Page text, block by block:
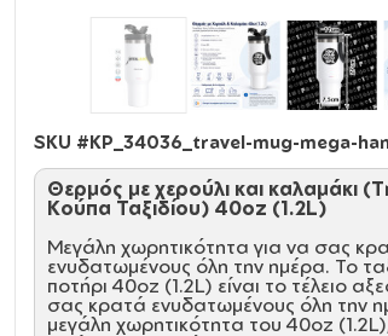
SKU #KP_34036_travel-mug-mega-
Θερμός με χερούλι και καλαμάκι
Κούπα Ταξιδίου) 40oz (1.2L)
Μεγάλη χωρητικότητα για να σας
ενυδατωμένους όλη την ημέρα. Το
ποτήρι 40oz (1.2L) είναι το τέλειο
σας κρατά ενυδατωμένους όλη την
μεγάλη χωρητικότητα του 40oz